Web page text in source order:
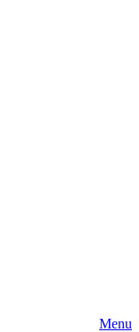
Menu